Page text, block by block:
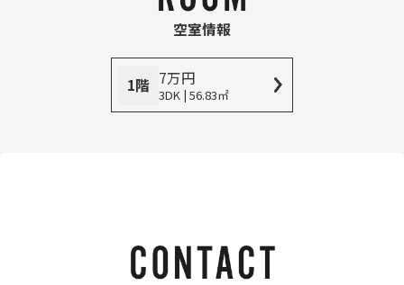
空室情報
1階 7万円
3DK | 56.83㎡